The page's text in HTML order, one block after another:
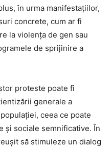
în urma manifestațiilor,
concrete, cum ar fi
la violența de gen sau
de sprijinire a
proteste poate fi
generale a
ceea ce poate
și sociale semnificative. În
să stimuleze un dialog